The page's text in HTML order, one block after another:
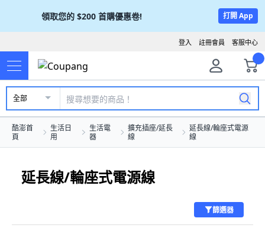
領取您的 $200 首購優惠卷! 打開 App
客服中心
註冊會員
登入
全部
酷澎首
頁
生活日
用
生活電
器
擴充插座/延長
線
延長線/輪座式電源
線
延長線/輪座式電源線
篩選器